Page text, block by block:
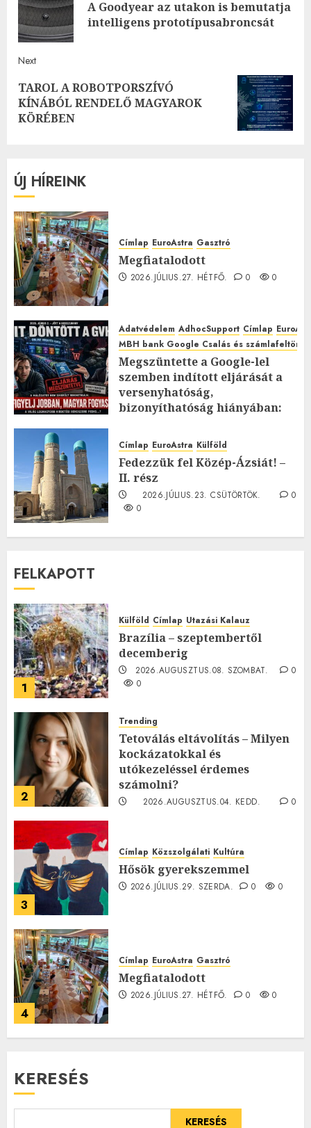
navigationA Goodyear az utakon is bemutatja
intelligens prototípusabroncsát
Next
Next
post:
TAROL A ROBOTPORSZÍVÓ
KÍNÁBÓL RENDELŐ MAGYAROK
KÖRÉBEN
ÚJ HÍREINK
Címlap EuroAstra Gasztró
Megfiatalodott
2026.JÚLIUS.27. HÉTFŐ. 0 0
Adatvédelem AdhocSupport Címlap
MBH bank Google Csalás és
Megszüntette a Google-lel
szemben indított eljárását a
versenyhatóság,
bizonyíthatóság hiányában:
2026.JÚLIUS.23. CSÜTÖRTÖK.
0
Címlap EuroAstra Külföld
Fedezzük fel Közép-Ázsiát! –
II. rész
2026.JÚLIUS.23. CSÜTÖRTÖK.
0
0
FELKAPOTT
1
Külföld Címlap Utazási Kalauz
Brazília – szeptembertől
decemberig
2026.AUGUSZTUS.08. SZOMBAT.
0
0
2
Trending
Tetoválás eltávolítás – Milyen
kockázatokkal és
utókezeléssel érdemes
számolni?
2026.AUGUSZTUS.04. KEDD.
0
3
Címlap Közszolgálati Kultúra
Hősök gyerekszemmel
2026.JÚLIUS.29. SZERDA. 0 0
4
Címlap EuroAstra Gasztró
Megfiatalodott
2026.JÚLIUS.27. HÉTFŐ. 0 0
KERESÉS
KERESÉS